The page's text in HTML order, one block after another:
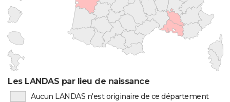
Les LANDAS par lieu de naissance
Aucun LANDAS n'est originaire de ce département